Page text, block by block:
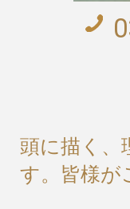
頭に描く、
す。皆様が